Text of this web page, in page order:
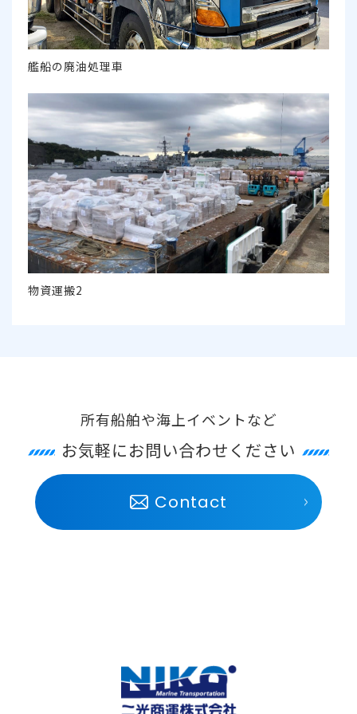
艦船の廃油処理車
物資運搬2
所有船舶や海上イベントなど
お気軽にお問い合わせください
Contact